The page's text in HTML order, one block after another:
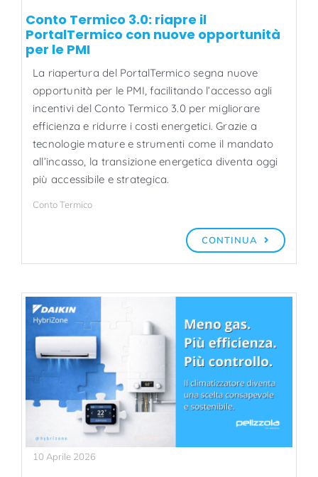
Conto Termico 3.0: riapre il
PortalTermico con nuove opportunità
per le PMI
La riapertura del PortalTermico segna nuove
opportunità per le PMI, facilitando l’accesso agli
incentivi del Conto Termico 3.0 per migliorare
efficienza e ridurre i costi energetici. Grazie a
tecnologie mature e strumenti come il mandato
all’incasso, la transizione energetica diventa oggi
più accessibile e strategica.
Conto Termico
CONTINUA
10 Aprile 2026